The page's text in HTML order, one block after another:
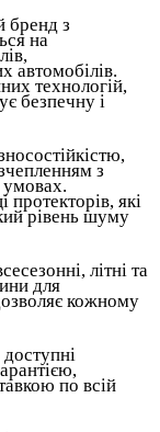
бренд з
на
автомобілів.
технологій,
безпечну і
з
які
рівень шуму
літні та
для
кожному
доступні
по всій